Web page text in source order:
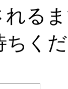
る
ちく